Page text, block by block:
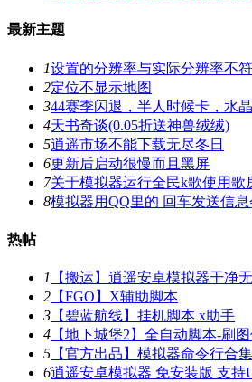
最新主题
1设置的分辨率与实际分辨率不符
2定位不显示地图
344赛季闪退，半人时候卡，水
4天书奇谈(0.05折送神兽绒绒)
5逍遥市场不能下载无尽冬日
6更新后启动很慢而且黑屏
7关于模拟器运行全民k歌使用歌
8模拟器用QQ里的 回车发送信
热帖
1
【搬运】逍遥安卓模拟器干净
2 【FGO】X辅助脚本
3 【碧蓝航线】挂机脚本 x助手
4 【地下城堡2】全自动脚本-刷
5 【官方出品】模拟器命令行合集
6逍遥安卓模拟器 免安装版 支持